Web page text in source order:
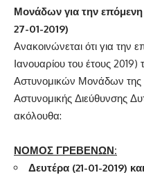
Μονάδων για την
27-01-2019)
Ανακοινώνεται ότι για
Ιανουαρίου του έτους
Αστυνομικών Μονάδων της
Αστυνομικής Διεύθυνσης
ακόλουθα:
ΝΟΜΟΣ ΓΡΕΒΕΝΩΝ:
Δευτέρα (21-01-2019)